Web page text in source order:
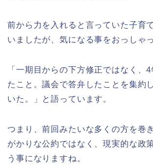
前から力を入れると言っていた子育
いましたが、気になる事をおっしゃ
「一期目からの下方修正ではなく、
たこと。議会で答弁したことを集約
いた。」と語っています。
つまり、前回みたいな多くの方を巻
がかりな公約ではなく、現実的な政
う事になりますね。